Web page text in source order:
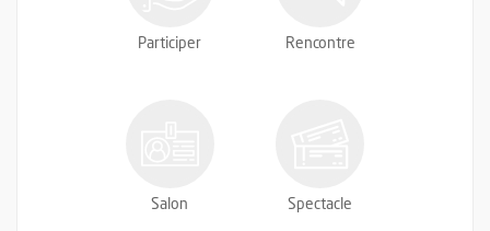
Participer Rencontre
Salon Spectacle